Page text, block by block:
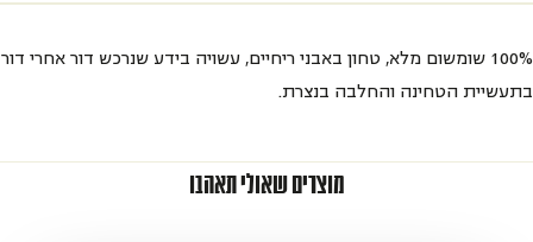
100% שומשום מלא, טחון באבני ריחיים, עשויה בידע שנרכש דור אחרי דור
בתעשיית הטחינה והחלבה בנצרת.
מוצרים שאולי תאהבו